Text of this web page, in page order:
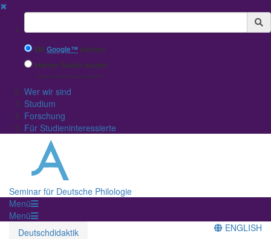
✖
Suchbegriff
MitGoogle™ suchen
Interne Suche nutzen
(eingeschränkte Ergebnisqualität)
Wer wir sind
Studium
Forschung
Für Studieninteressierte
Seminar für Deutsche Philologie
Menü
Menü
Deutschdidaktik
ENGLISH